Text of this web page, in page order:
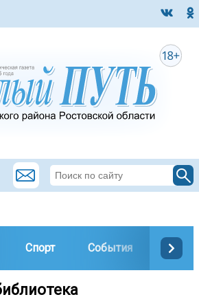
Спорт События